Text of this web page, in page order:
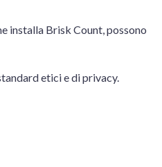
installa Brisk Count, possono
etici e di privacy.